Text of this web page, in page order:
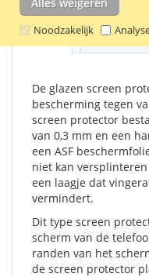
Noodzakelijk
Details
De glazen screen
bescherming tegen
screen protector
van 0,3 mm en een
een ASF
niet kan
een laagje dat
vermindert.
Dit type screen
scherm van de
randen van het
de screen protector